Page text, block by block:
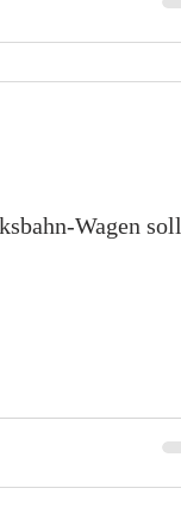
Wagen soll